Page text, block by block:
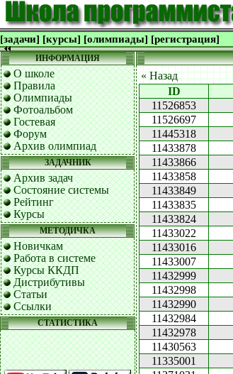
[задачи] [курсы] [олимпиады] [регистрация]
ИНФОРМАЦИЯ
О школе
Правила
Олимпиады
Фотоальбом
Гостевая
Форум
Архив олимпиад
ЗАДАЧНИК
Архив задач
Состояние системы
Рейтинг
Курсы
МЕТОДИЧКА
Новичкам
Работа в системе
Курсы ККДП
Дистрибутивы
Статьи
Ссылки
СТАТИСТИКА
« Назад
ID
11526853
11526697
11445318
11433878
11433866
11433858
11433849
11433835
11433824
11433022
11433016
11433007
11432999
11432998
11432990
11432984
11432978
11430563
11335001